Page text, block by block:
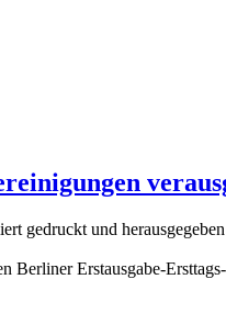
gedruckt und
Erstausgabe-